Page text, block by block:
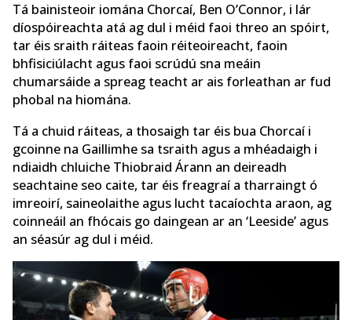
Tá bainisteoir iomána Chorcaí, Ben O’Connor, i lár
díospóireachta atá ag dul i méid faoi threo an spóirt,
tar éis sraith ráiteas faoin réiteoireacht, faoin
bhfisiciúlacht agus faoi scrúdú sna meáin
chumarsáide a spreag teacht ar ais forleathan ar fud
phobal na hiomána.
Tá a chuid ráiteas, a thosaigh tar éis bua Chorcaí i
gcoinne na Gaillimhe sa tsraith agus a mhéadaigh i
ndiaidh chluiche Thiobraid Árann an deireadh
seachtaine seo caite, tar éis freagraí a tharraingt ó
imreoirí, saineolaithe agus lucht tacaíochta araon, ag
coinneáil an fhócais go daingean ar an ‘Leeside’ agus
an séasúr ag dul i méid.